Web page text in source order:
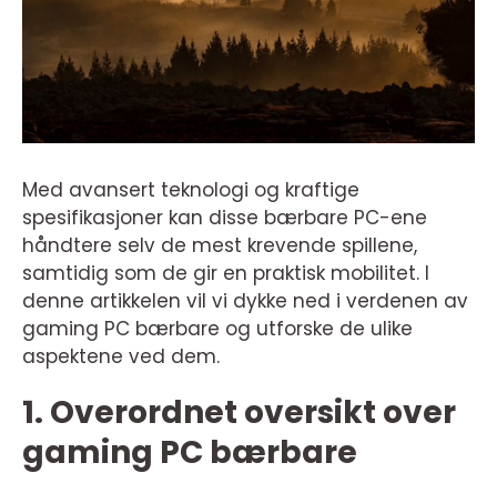
Med avansert teknologi og kraftige
spesifikasjoner kan disse bærbare PC-ene
håndtere selv de mest krevende spillene,
samtidig som de gir en praktisk mobilitet. I
denne artikkelen vil vi dykke ned i verdenen av
gaming PC bærbare og utforske de ulike
aspektene ved dem.
1. Overordnet oversikt over
gaming PC bærbare